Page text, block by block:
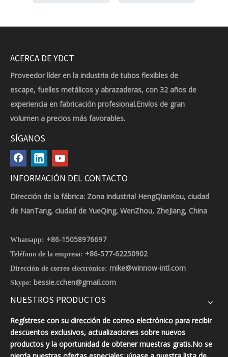
ACERCA DE YDCT
Proveedor líder en la industria de tubos flexibles de
escape, fuelles metálicos y abrazaderas, con 32 años de
experiencia en fabricación profesional.Envíos de gran
volumen a precios más favorables.
SÍGANOS
INFORMACIÓN DEL CONTACTO
Dirección de la fábrica: Zona industrial HengQianKou, ciudad
de NanTang, ciudad de YueQing, WenZhou, ZheJiang, China
Whatsapp: +86-15058976697
Teléfono de la empresa: +86-577-62250902
Dirección de correo electrónico: mike@winnow-intl.com
Skype: bessie.cchen@gmail.com
NUESTROS PRODUCTOS
Regístrese con su dirección de correo electrónico para recibir
descuentos exclusivos, actualizaciones sobre nuevos
productos y la oportunidad de obtener muestras gratis.No se